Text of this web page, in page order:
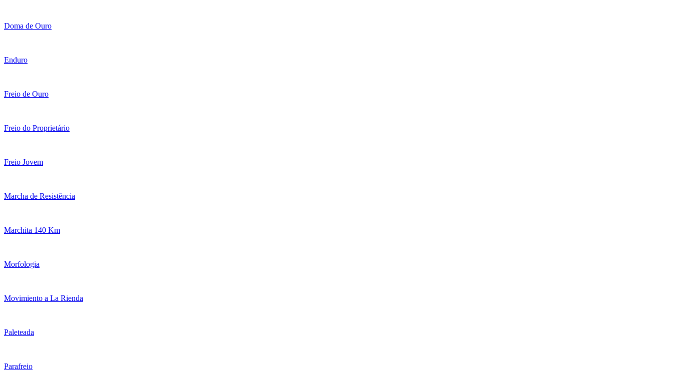
Doma de Ouro
Enduro
Freio de Ouro
Freio do Proprietário
Freio Jovem
Marcha de Resistência
Marchita 140 Km
Morfologia
Movimiento a La Rienda
Paleteada
Parafreio